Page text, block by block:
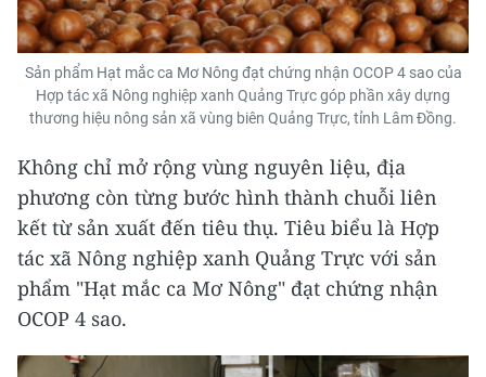
Sản phẩm Hạt mắc ca Mơ Nông đạt chứng nhận OCOP 4 sao của
Hợp tác xã Nông nghiệp xanh Quảng Trực góp phần xây dựng
thương hiệu nông sản xã vùng biên Quảng Trực, tỉnh Lâm Đồng.
Không chỉ mở rộng vùng nguyên liệu, địa
phương còn từng bước hình thành chuỗi liên
kết từ sản xuất đến tiêu thụ. Tiêu biểu là Hợp
tác xã Nông nghiệp xanh Quảng Trực với sản
phẩm "Hạt mắc ca Mơ Nông" đạt chứng nhận
OCOP 4 sao.